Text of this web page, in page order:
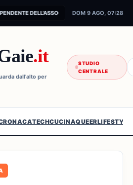
DELL'ASSOCIAZIONE...DOM 9 AGO, 07:28
.it
dall'alto per
STUDIO
CENTRALE
TECHCUCINAQUEERLIFESTYLE